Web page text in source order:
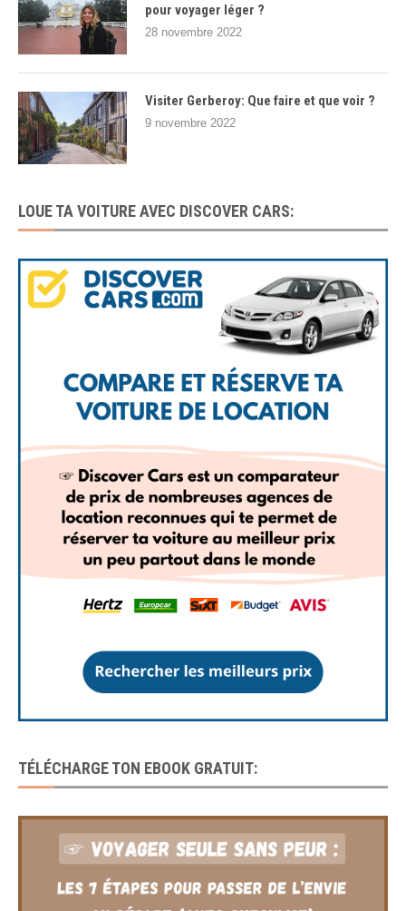
pour voyager léger ?
28 novembre 2022
Visiter Gerberoy: Que faire et que voir ?
9 novembre 2022
LOUE TA VOITURE AVEC DISCOVER CARS:
TÉLÉCHARGE TON EBOOK GRATUIT: